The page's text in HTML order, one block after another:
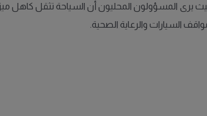
يرى المسؤولون المحليون أن السياحة تثقل كاهل
السيارات والرعاية الصحية.